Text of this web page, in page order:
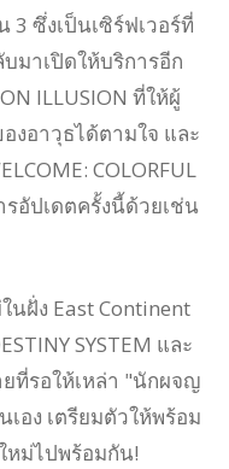
3 ซึ่งเป็นเซิร์ฟเวอร์ที่
มาเปิดให้บริการอีก
ILLUSION ที่ให้ผู้
งอาวุธได้ตามใจ และ
COLORFUL
รอัปเดตครั้งนี้ด้วยเช่น
ฝั่ง East Continent
SYSTEM และ
ที่รอให้เหล่า "นักผจญ
อง เตรียมตัวให้พร้อม
หม่ไปพร้อมกัน!